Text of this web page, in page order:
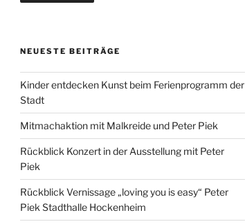
NEUESTE BEITRÄGE
Kinder entdecken Kunst beim Ferienprogramm der
Stadt
Mitmachaktion mit Malkreide und Peter Piek
Rückblick Konzert in der Ausstellung mit Peter
Piek
Rückblick Vernissage „loving you is easy“ Peter
Piek Stadthalle Hockenheim